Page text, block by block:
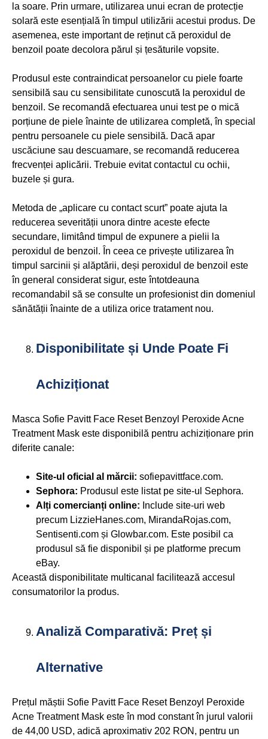
la soare. Prin urmare, utilizarea unui ecran de protecție
solară este esențială în timpul utilizării acestui produs. De
asemenea, este important de reținut că peroxidul de
benzoil poate decolora părul și țesăturile vopsite.
Produsul este contraindicat persoanelor cu piele foarte
sensibilă sau cu sensibilitate cunoscută la peroxidul de
benzoil. Se recomandă efectuarea unui test pe o mică
porțiune de piele înainte de utilizarea completă, în special
pentru persoanele cu piele sensibilă. Dacă apar
uscăciune sau descuamare, se recomandă reducerea
frecvenței aplicării. Trebuie evitat contactul cu ochii,
buzele și gura.
Metoda de „aplicare cu contact scurt” poate ajuta la
reducerea severității unora dintre aceste efecte
secundare, limitând timpul de expunere a pielii la
peroxidul de benzoil. În ceea ce privește utilizarea în
timpul sarcinii și alăptării, deși peroxidul de benzoil este
în general considerat sigur, este întotdeauna
recomandabil să se consulte un profesionist din domeniul
sănătății înainte de a utiliza orice tratament nou.
Disponibilitate și Unde Poate Fi
Achiziționat
Masca Sofie Pavitt Face Reset Benzoyl Peroxide Acne
Treatment Mask este disponibilă pentru achiziționare prin
diferite canale:
Site-ul oficial al mărcii: sofiepavittface.com.
Sephora: Produsul este listat pe site-ul Sephora.
Alți comercianți online: Include site-uri web
precum LizzieHanes.com, MirandaRojas.com,
Sentisenti.com și Glowbar.com. Este posibil ca
produsul să fie disponibil și pe platforme precum
eBay.
Această disponibilitate multicanal facilitează accesul
consumatorilor la produs.
Analiză Comparativă: Preț și
Alternative
Prețul măștii Sofie Pavitt Face Reset Benzoyl Peroxide
Acne Treatment Mask este în mod constant în jurul valorii
de 44,00 USD, adică aproximativ 202 RON, pentru un